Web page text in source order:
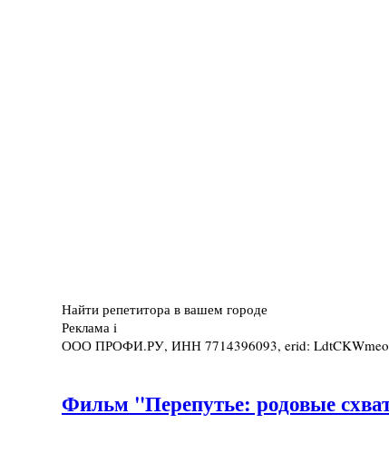
Найти репетитора в вашем городе
Реклама i
ООО ПРОФИ.РУ, ИНН 7714396093, erid: LdtCKWmeo
Фильм "Перепутье: родовые